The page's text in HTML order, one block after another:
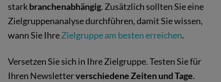
starkbranchenabhängig. Zusätzlich sollten Sie eine
Zielgruppenanalyse durchführen, damit Sie wissen,
wann Sie IhreZielgruppe am besten erreichen.
Versetzen Sie sich in Ihre Zielgruppe. Testen Sie für
Ihren Newsletterverschiedene Zeiten und Tage.